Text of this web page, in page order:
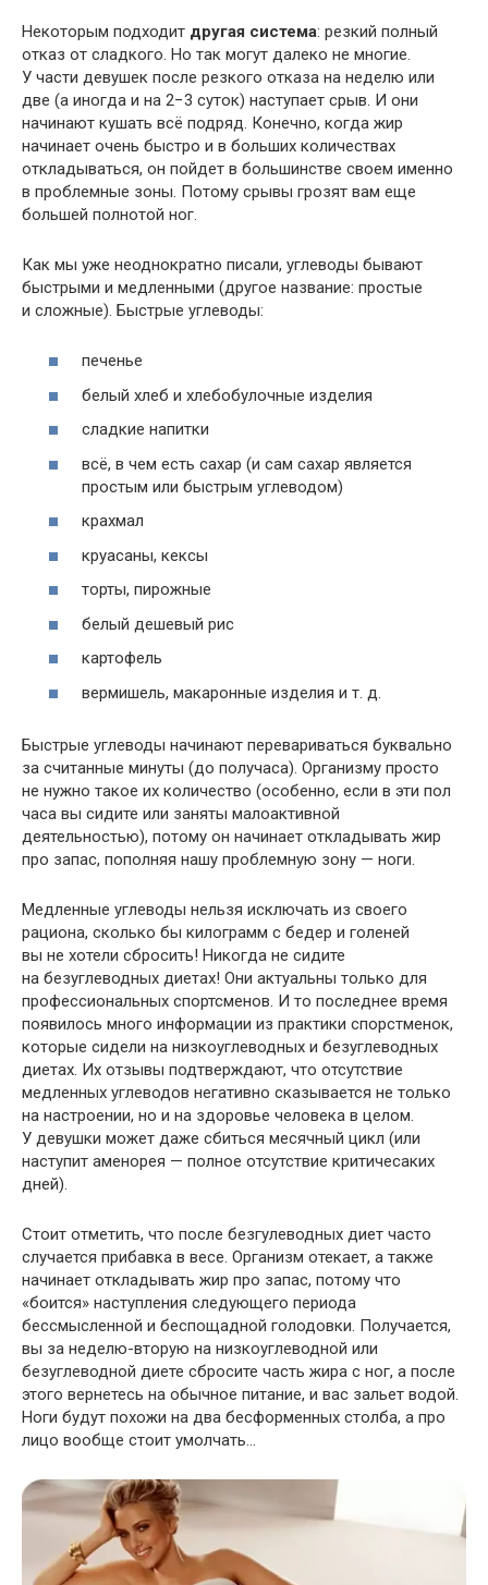
Некоторым подходит другая система: резкий полный
отказ от сладкого. Но так могут далеко не многие.
У части девушек после резкого отказа на неделю или
две (а иногда и на 2−3 суток) наступает срыв. И они
начинают кушать всё подряд. Конечно, когда жир
начинает очень быстро и в больших количествах
откладываться, он пойдет в большинстве своем именно
в проблемные зоны. Потому срывы грозят вам еще
большей полнотой ног.
Как мы уже неоднократно писали, углеводы бывают
быстрыми и медленными (другое название: простые
и сложные). Быстрые углеводы:
печенье
белый хлеб и хлебобулочные изделия
сладкие напитки
всё, в чем есть сахар (и сам сахар является
простым или быстрым углеводом)
крахмал
круасаны, кексы
торты, пирожные
белый дешевый рис
картофель
вермишель, макаронные изделия и т. д.
Быстрые углеводы начинают перевариваться буквально
за считанные минуты (до получаса). Организму просто
не нужно такое их количество (особенно, если в эти пол
часа вы сидите или заняты малоактивной
деятельностью), потому он начинает откладывать жир
про запас, пополняя нашу проблемную зону — ноги.
Медленные углеводы нельзя исключать из своего
рациона, сколько бы килограмм с бедер и голеней
вы не хотели сбросить! Никогда не сидите
на безуглеводных диетах! Они актуальны только для
профессиональных спортсменов. И то последнее время
появилось много информации из практики спорстменок,
которые сидели на низкоуглеводных и безуглеводных
диетах. Их отзывы подтверждают, что отсутствие
медленных углеводов негативно сказывается не только
на настроении, но и на здоровье человека в целом.
У девушки может даже сбиться месячный цикл (или
наступит аменорея — полное отсутствие критичесаких
дней).
Стоит отметить, что после безгулеводных диет часто
случается прибавка в весе. Организм отекает, а также
начинает откладывать жир про запас, потому что
«боится» наступления следующего периода
бессмысленной и беспощадной голодовки. Получается,
вы за неделю-вторую на низкоуглеводной или
безуглеводной диете сбросите часть жира с ног, а после
этого вернетесь на обычное питание, и вас зальет водой.
Ноги будут похожи на два бесформенных столба, а про
лицо вообще стоит умолчать…